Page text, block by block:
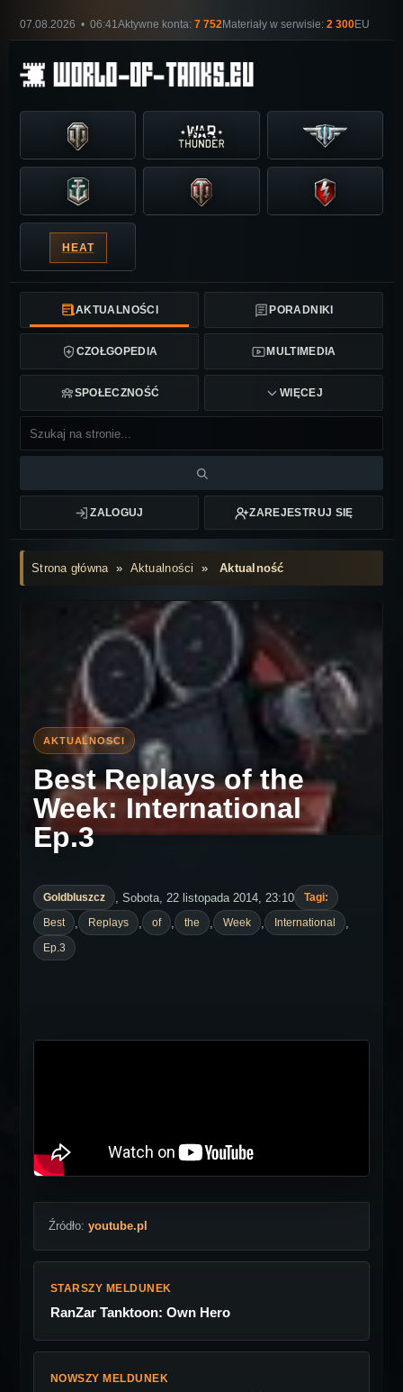
07.08.2026 • 06:41Aktywne konta: 7 752Materiały w serwisie: 2 300EU
HEAT
AKTUALNOŚCI PORADNIKI
CZOŁGOPEDIA MULTIMEDIA
SPOŁECZNOŚĆ WIĘCEJ
ZALOGUJ ZAREJESTRUJ SIĘ
Strona główna» Aktualności »Aktualność
Best Replays of the
Week: International
Ep.3
Goldbluszcz , Sobota, 22 listopada 2014, 23:10
Tagi:
Best
Replays of the Week International
Ep.3
Źródło: youtube.pl
STARSZY MELDUNEK
RanZar Tanktoon: Own Hero
NOWSZY MELDUNEK